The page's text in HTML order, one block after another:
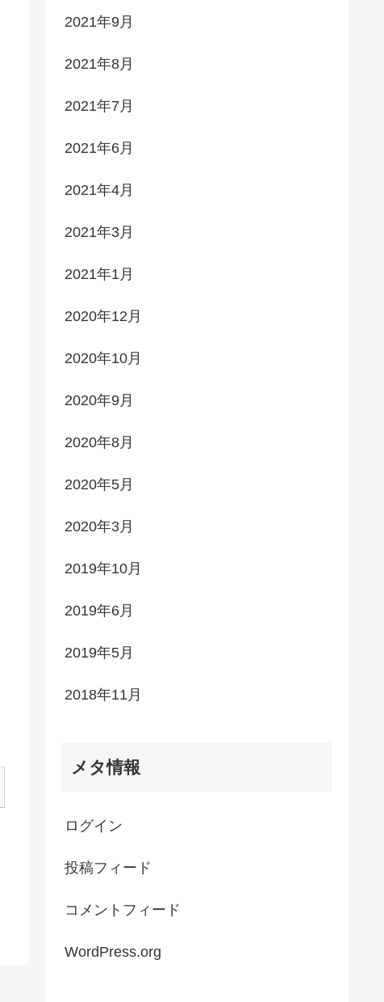
2021年9月
2021年8月
2021年7月
2021年6月
2021年4月
2021年3月
2021年1月
2020年12月
2020年10月
2020年9月
2020年8月
2020年5月
2020年3月
2019年10月
2019年6月
2019年5月
2018年11月
メタ情報
ログイン
投稿フィード
コメントフィード
WordPress.org